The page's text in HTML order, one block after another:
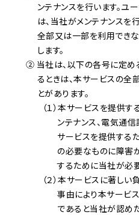
ンテナンスを行います。ユ
は、当社がメンテナンスを
全部又は一部を利用でき
します。
② 当社は、以下の各号に定め
るときは、本サービスの
とがあります。
（１）本サービスを提供
ンテナンス、電気通
サービスを提供する
の必要なものに障害
するために当社が必
（２）本サービスに著し
事由により本サービ
であると当社が認め